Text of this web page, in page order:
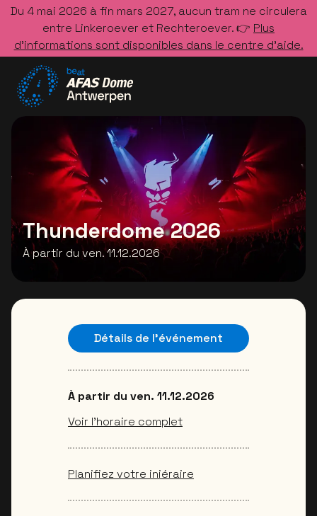
Du 4 mai 2026 à fin mars 2027, aucun tram ne circulera
entre Linkeroever et Rechteroever. 👉 Plus
d’informations sont disponibles dans le centre d’aide.
Thunderdome 2026
À partir du ven. 11.12.2026
Détails de l'événement
À partir du ven. 11.12.2026
Voir l’horaire complet
Planifiez votre iniéraire